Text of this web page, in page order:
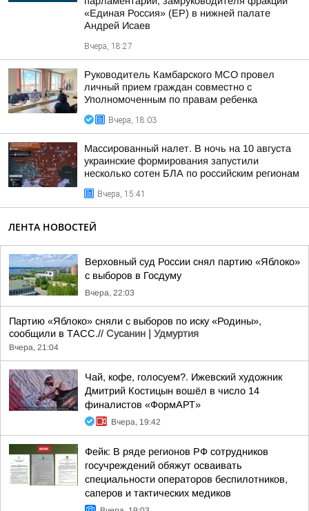
«Единая Россия» (ЕР) в нижней палате
Андрей Исаев
Вчера, 18:27
Руководитель Камбарского МСО провел
личный прием граждан совместно с
Уполномоченным по правам ребенка
Вчера, 18:03
Массированный налет. В ночь на 10 августа
украинские формирования запустили
несколько сотен БЛА по российским регионам
Вчера, 15:41
ЛЕНТА НОВОСТЕЙ
Верховный суд России снял партию «Яблоко»
с выборов в Госдуму
Вчера, 22:03
Партию «Яблоко» сняли с выборов по иску «Родины»,
сообщили в ТАСС.// Сусанин | Удмуртия
Вчера, 21:04
Чай, кофе, голосуем?. Ижевский художник
Дмитрий Костицын вошёл в число 14
финалистов «ФормАРТ»
Вчера, 19:42
Фейк: В ряде регионов РФ сотрудников
госучреждений обяжут осваивать
специальности операторов беспилотников,
саперов и тактических медиков